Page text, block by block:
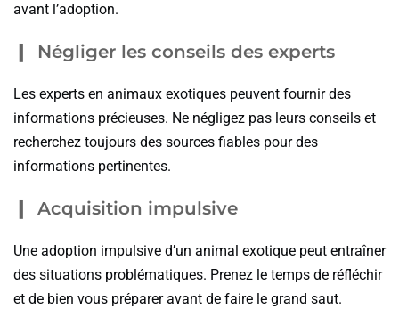
avant l’adoption.
Négliger les conseils des experts
Les experts en animaux exotiques peuvent fournir des
informations précieuses. Ne négligez pas leurs conseils et
recherchez toujours des sources fiables pour des
informations pertinentes.
Acquisition impulsive
Une adoption impulsive d’un animal exotique peut entraîner
des situations problématiques. Prenez le temps de réfléchir
et de bien vous préparer avant de faire le grand saut.